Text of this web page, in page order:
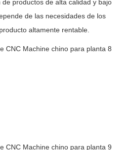
productos de alta calidad y bajo
de las necesidades de los
altamente rentable.